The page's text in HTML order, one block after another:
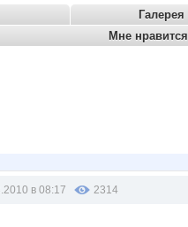
Галерея
Мне нравится
в 08:17 2314